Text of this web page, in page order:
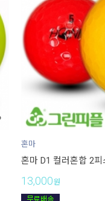
혼마
혼마 D1 컬러혼합 2
13,000원